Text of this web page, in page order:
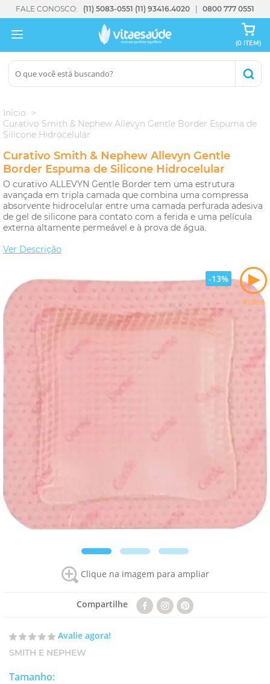
FALE CONOSCO: (11) 5083-0551 (11) 93416.4020 0800 777 0551
(0 ITEM)
Início
Curativo Smith & Nephew Allevyn Gentle Border Espuma de
Silicone Hidrocelular
Curativo Smith & Nephew Allevyn Gentle
Border Espuma de Silicone Hidrocelular
O curativo ALLEVYN Gentle Border tem uma estrutura
avançada em tripla camada que combina uma compressa
absorvente hidrocelular entre uma camada perfurada adesiva
de gel de silicone para contato com a ferida e uma película
externa altamente permeável e à prova de água.
Ver Descrição
-13%
Vídeo
Clique na imagem para ampliar
Compartilhe
Avalie agora!
SMITH E NEPHEW
Tamanho: